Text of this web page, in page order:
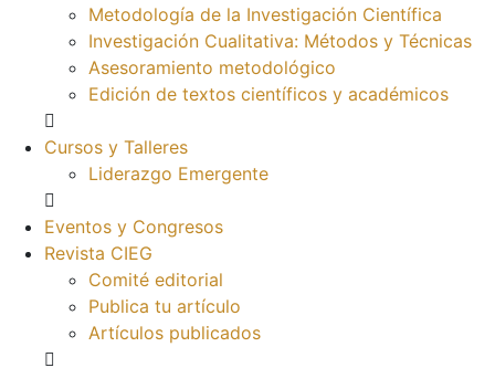
Metodología de la Investigación Científica
Investigación Cualitativa: Métodos y Técnicas
Asesoramiento metodológico
Edición de textos científicos y académicos
Cursos y Talleres
Liderazgo Emergente
Eventos y Congresos
Revista CIEG
Comité editorial
Publica tu artículo
Artículos publicados